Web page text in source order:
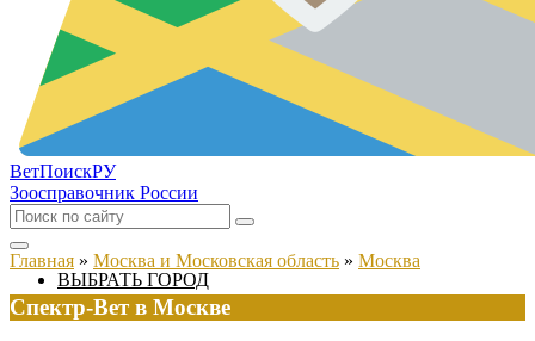
ВетПоискРУ
Зоосправочник России
ВЫБРАТЬ ГОРОД
Главная » Москва и Московская область » Москва
Спектр-Вет в Москве